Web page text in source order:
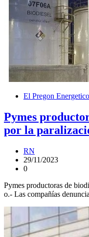
El Pregon Energetico
Pymes
por la
RN
29/11/2023
0
Pymes productoras de
o.- Las compañías